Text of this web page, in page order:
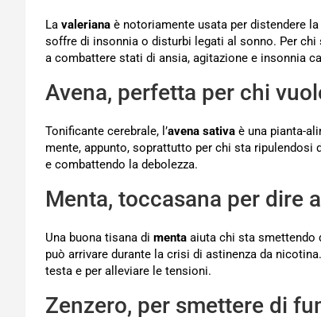
La valeriana è notoriamente usata per distendere
soffre di insonnia o disturbi legati al sonno. Per
a combattere stati di ansia, agitazione e insonnia
Avena, perfetta per chi
Tonificante cerebrale, l’avena sativa è una pianta-
mente, appunto, soprattutto per chi sta
e combattendo la debolezza.
Menta, toccasana per dire
Una buona tisana di menta aiuta chi sta smettendo
può arrivare durante la crisi di astinenza da
testa e per alleviare le tensioni.
Zenzero, per smettere di